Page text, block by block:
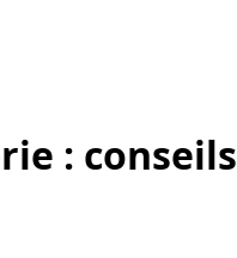
: conseils